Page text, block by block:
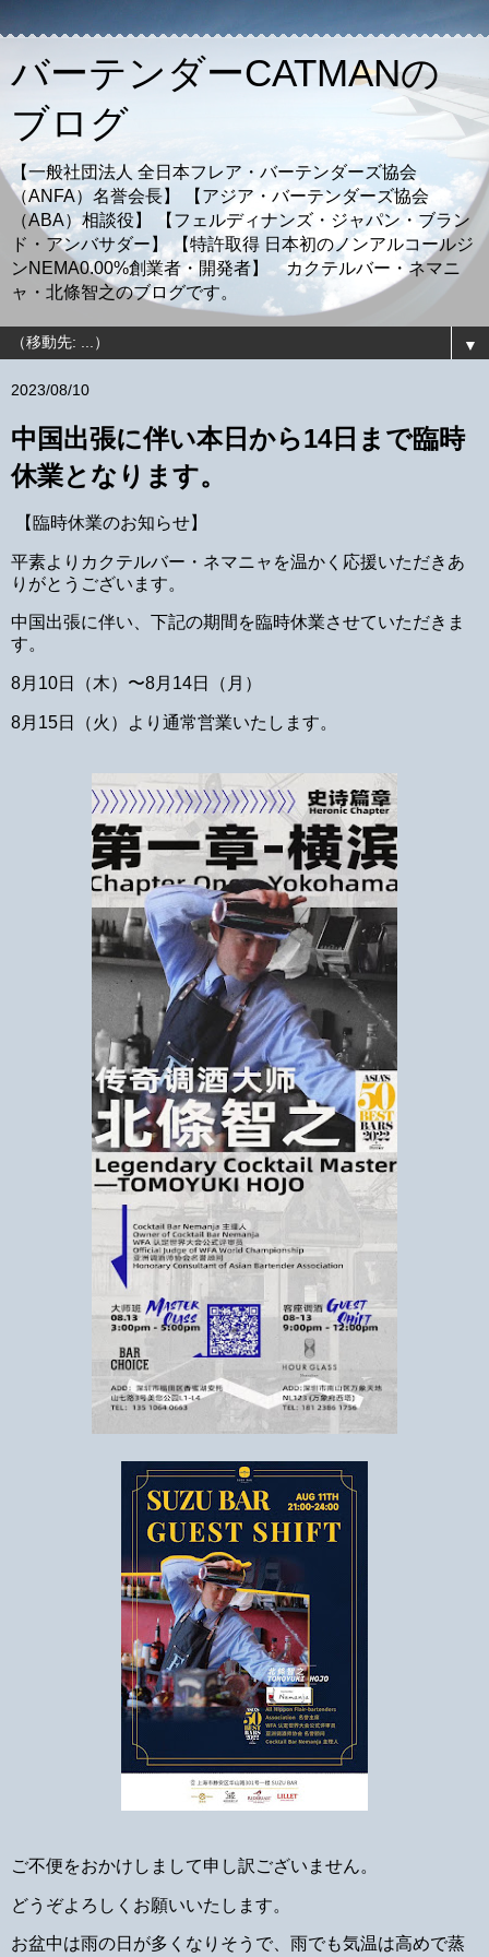
バーテンダーCATMANの
ブログ
【一般社団法人 全日本フレア・バーテンダーズ協会
（ANFA）名誉会長】 【アジア・バーテンダーズ協会
（ABA）相談役】 【フェルディナンズ・ジャパン・ブラン
ド・アンバサダー】 【特許取得 日本初のノンアルコールジ
ンNEMA0.00%創業者・開発者】 カクテルバー・ネマニ
ャ・北條智之のブログです。
▼
2023/08/10
中国出張に伴い本日から14日まで臨時
休業となります。
【臨時休業のお知らせ】
平素よりカクテルバー・ネマニャを温かく応援いただきあ
りがとうございます。
中国出張に伴い、下記の期間を臨時休業させていただきま
す。
8月10日（木）〜8月14日（月）
8月15日（火）より通常営業いたします。
ご不便をおかけしまして申し訳ございません。
どうぞよろしくお願いいたします。
お盆中は雨の日が多くなりそうで、雨でも気温は高めで蒸